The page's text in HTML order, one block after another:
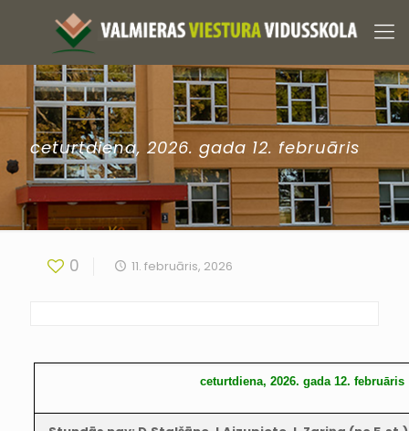
ceturtdiena, 2026. gada 12. februāris
0 11. februāris, 2026
ceturtdiena, 2026. gada 12. februāris